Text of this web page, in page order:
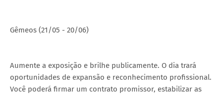
Gêmeos (21/05 - 20/06)
Aumente a exposição e brilhe publicamente. O dia trará
oportunidades de expansão e reconhecimento profissional.
Você poderá firmar um contrato promissor, estabilizar as